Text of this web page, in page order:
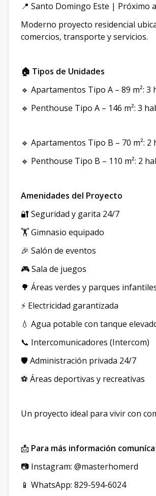
📍 Santo Domingo Este | Próximo
Moderno proyecto residencial
comercios, transporte y servicios.
🏠 Tipos de Unidades
🔹 Apartamentos Tipo A – 89 m²:
🔹 Penthouse Tipo A – 146 m²: 3
🔹 Apartamentos Tipo B – 70 m²:
🔹 Penthouse Tipo B – 110 m²: 2
Amenidades del Proyecto
🔐 Seguridad y garita 24/7
🏋️ Gimnasio equipado
🎉 Salón de eventos
🎮 Sala de juegos
🌳 Áreas verdes y parques
⚡ Electricidad garantizada
💧 Agua potable con tanque
📞 Intercomunicadores (Intercom)
🛡️ Administración privada 24/7
⚽ Áreas deportivas y recreativas
Un proyecto ideal para vivir con
📩 Para más información
📷 Instagram: @masterhomerd
📱 WhatsApp: 829-594-6024